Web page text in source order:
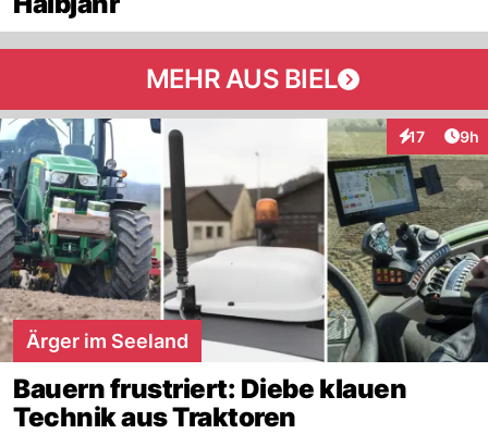
MEHR AUS BIEL
17 9h
Ärger im Seeland
Bauern frustriert: Diebe klauen
Technik aus Traktoren